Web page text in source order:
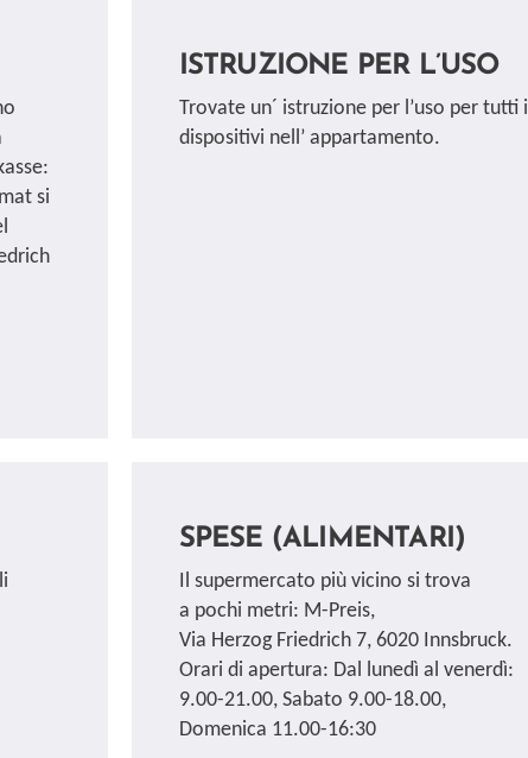
si
ISTRUZIONE PER L’USO
Trovate un´ istruzione per l’uso per tutti i
dispositivi nell’ appartamento.
SPESE (ALIMENTARI)
Il supermercato più vicino si trova
a pochi metri: M-Preis,
Via Herzog Friedrich 7, 6020 Innsbruck.
Orari di apertura: Dal lunedì al venerdì:
9.00-21.00, Sabato 9.00-18.00,
Domenica 11.00-16:30